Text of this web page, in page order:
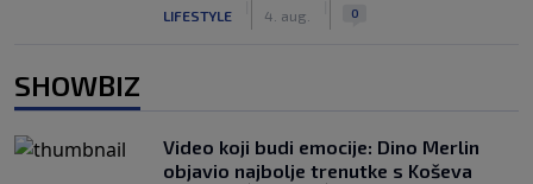
LIFESTYLE 4. aug. 0
SHOWBIZ
Video koji budi emocije: Dino Merlin
objavio najbolje trenutke s Koševa